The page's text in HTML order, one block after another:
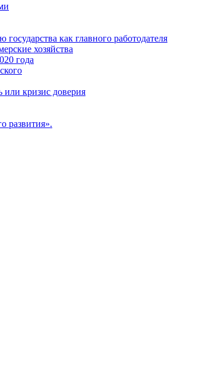
как главного работодателя
хозяйства
года
или кризис доверия
развития».